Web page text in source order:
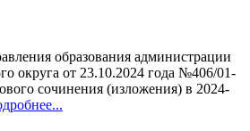
образования администрации
округа от 23.10.2024 года №406/01-
сочинения (изложения) в 2024-